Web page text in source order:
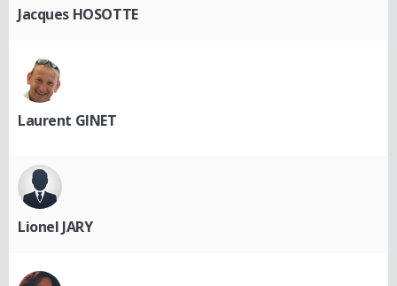
Jacques HOSOTTE
Laurent GINET
Lionel JARY